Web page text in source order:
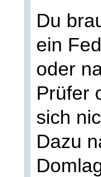
Du
ein
oder
Prüfer
sich
Dazu